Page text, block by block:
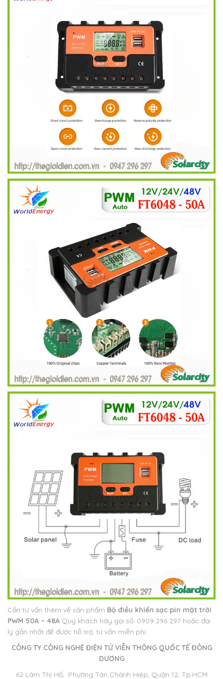
Cần tư vấn thêm về sản phẩm Bộ điều khiển sạc pin mặt trời
PWM 50A – 48A Quý khách hãy gọi số: 0909 296 297 hoặc đại
lý gần nhất để được hỗ trợ, tư vấn miễn phí.
CÔNG TY CÔNG NGHỆ ĐIỆN TỬ VIỄN THÔNG QUỐC TẾ ĐÔNG
DƯƠNG
62 Lâm Thị Hố, Phường Tân Chánh Hiệp, Quận 12, Tp.HCM